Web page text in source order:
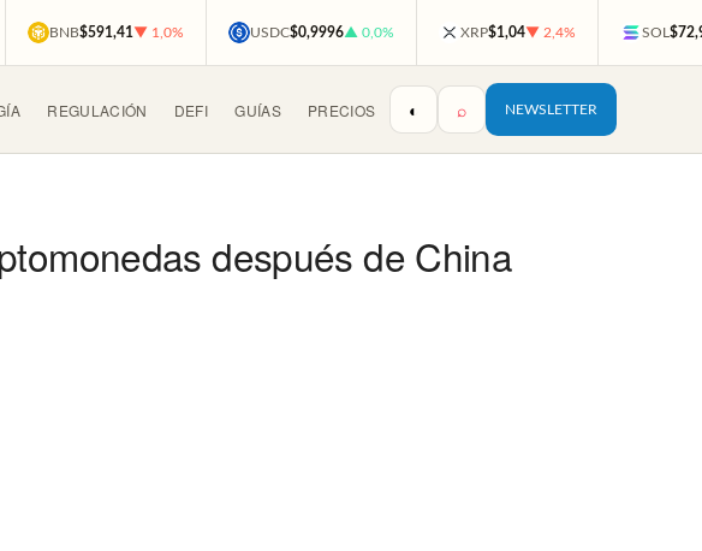
BNB$591,41▼ 1,0% USDC$0,9996▲ 0,0% XRP$1,04▼ 2,4% SOL
REGULACIÓN DEFI GUÍAS PRECIOS ◐ ⌕ NEWSLETTER
después de China